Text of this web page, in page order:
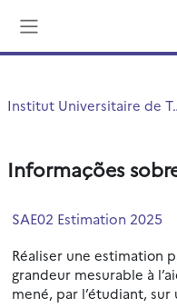
Institut
Informações
SAE02 Estimation 2025
Réaliser une estimation
grandeur mesurable à
mené, par l’étudiant,